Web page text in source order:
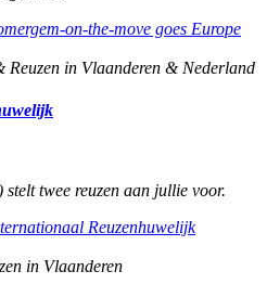
on-the-move goes Europe
in Vlaanderen & Nederland
twee reuzen aan jullie voor.
Reuzenhuwelijk
in Vlaanderen